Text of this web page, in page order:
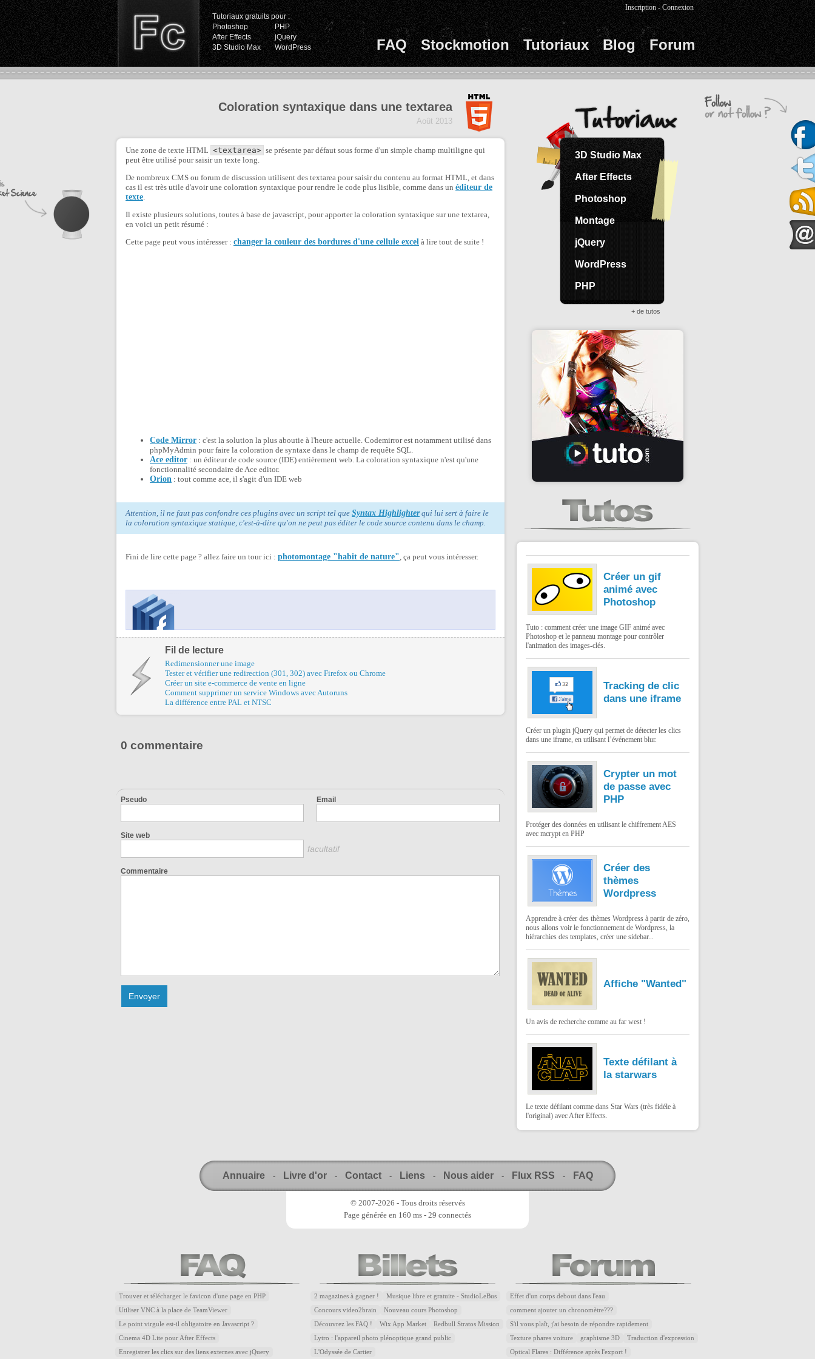
Tutoriaux gratuits pour :
Photoshop
PHP
After Effects
jQuery
3D Studio Max
WordPress FAQ Stockmotion Tutoriaux Blog Forum
Inscription -Connexion
Coloration syntaxique dans une textarea
Août 2013
Une zone de texte HTML <textarea> se présente par défaut sous forme d'un simple champ multiligne qui
peut être utilisé pour saisir un texte long.
De nombreux CMS ou forum de discussion utilisent des textarea pour saisir du contenu au format HTML, et dans
cas il est très utile d'avoir une coloration syntaxique pour rendre le code plus lisible, comme dans un éditeur de
texte.
Il existe plusieurs solutions, toutes à base de javascript, pour apporter la coloration syntaxique sur une textarea,
en voici un petit résumé :
Cette page peut vous intéresser : changer la couleur des bordures d'une cellule excel à lire tout de suite !
Code Mirror : c'est la solution la plus aboutie à l'heure actuelle. Codemirror est notamment utilisé dans
phpMyAdmin pour faire la coloration de syntaxe dans le champ de requête SQL.
Ace editor : un éditeur de code source (IDE) entièrement web. La coloration syntaxique n'est qu'une
fonctionnalité secondaire de Ace editor.
Orion : tout comme ace, il s'agit d'un IDE web
Attention, il ne faut pas confondre ces plugins avec un script tel que Syntax Highlighterqui lui sert à faire le
la coloration syntaxique statique, c'est-à-dire qu'on ne peut pas éditer le code source contenu dans le champ.
Fini de lire cette page ? allez faire un tour ici : photomontage "habit de nature", ça peut vous intéresser.
Fil de lecture
Redimensionner une image
Tester et vérifier une redirection (301, 302) avec Firefox ou Chrome
Créer un site e-commerce de vente en ligne
Comment supprimer un service Windows avec Autoruns
La différence entre PAL et NTSC
0 commentaire
Pseudo Email
Site web
facultatif
Commentaire
3D Studio Max
After Effects
Photoshop
Montage
jQuery
WordPress
PHP
+ de tutos
Créer un gif
animé avec
Photoshop
Tuto : comment créer une image GIF animé avec
Photoshop et le panneau montage pour contrôler
l'animation des images-clés.
Tracking de clic
dans une iframe
Créer un plugin jQuery qui permet de détecter les clics
dans une iframe, en utilisant l’événement blur.
Crypter un mot
de passe avec
PHP
Protéger des données en utilisant le chiffrement AES
avec mcrypt en PHP
Créer des
thèmes
Wordpress
Apprendre à créer des thèmes Wordpress à partir de zéro,
nous allons voir le fonctionnement de Wordpress, la
hiérarchies des templates, créer une sidebar...
Affiche "Wanted"
Un avis de recherche comme au far west !
Texte défilant à
la starwars
Le texte défilant comme dans Star Wars (très fidéle à
l'original) avec After Effects.
Annuaire - Livre d'or - Contact - Liens - Nous aider - Flux RSS - FAQ
© 2007-2026 - Tous droits réservés
Page générée en 160 ms - 29 connectés
Trouver et télécharger le favicon d'une page en PHP
Utiliser VNC à la place de TeamViewer
Le point virgule est-il obligatoire en Javascript ?
Cinema 4D Lite pour After Effects
Enregistrer les clics sur des liens externes avec jQuery
2 magazines à gagner ! Musique libre et gratuite - StudioLeBus
Concours video2brain Nouveau cours Photoshop
Découvrez les FAQ ! Wix App Market Redbull Stratos Mission
Lytro : l'appareil photo plénoptique grand public
L'Odyssée de Cartier
Effet d'un corps debout dans l'eau
comment ajouter un chronomètre???
S'il vous plaît, j'ai besoin de répondre rapidement
Texture phares voiture graphisme 3D Traduction d'expression
Optical Flares : Différence après l'export !